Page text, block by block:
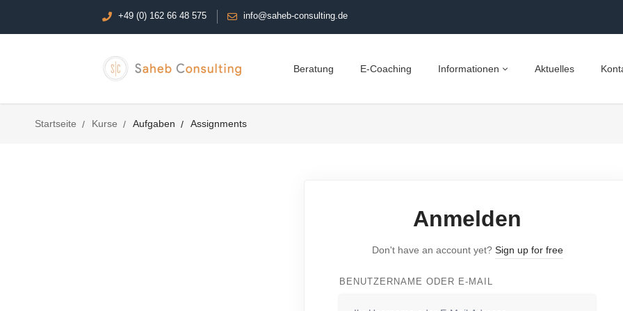
+49 (0) 162 66 48 575 info@saheb-consulting.de
Beratung E-Coaching Informationen Aktuelles
Startseite Kurse Aufgaben Assignments
Anmelden
Don't have an account yet? Sign up for free
BENUTZERNAME ODER E-MAIL